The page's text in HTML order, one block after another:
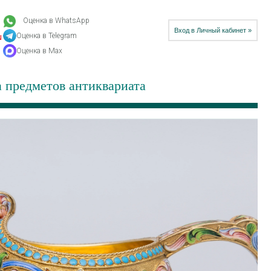
Оценка в WhatsApp
Оценка в Telegram
Оценка в Max
Вход в Личный кабинет »
антиквариата